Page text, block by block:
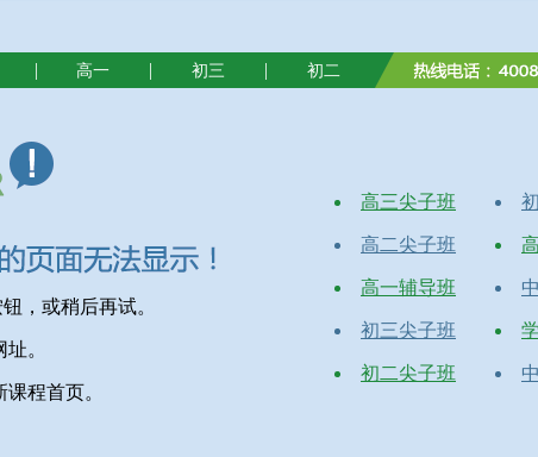
| 高一 | 初三 | 初二
，或稍后再试。
。
程首页。
高三尖子班
高二尖子班
高一辅导班
初三尖子班
初二尖子班